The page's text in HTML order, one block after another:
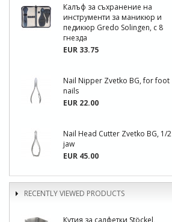
Калъф за съхранение на
инструменти за маникюр и
педикюр Gredo Solingen, с 8
гнезда
EUR 33.75
Nail Nipper Zvetko BG, for foot
nails
EUR 22.00
Nail Head Cutter Zvetko BG, 1/2
jaw
EUR 45.00
RECENTLY VIEWED PRODUCTS
Кутия за салфетки Stöckel,